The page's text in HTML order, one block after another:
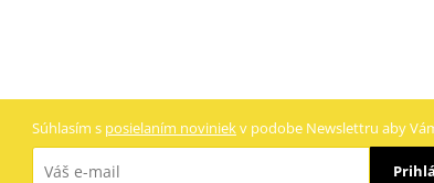
Súhlasím s posielaním noviniekv podobe Newslettru aby